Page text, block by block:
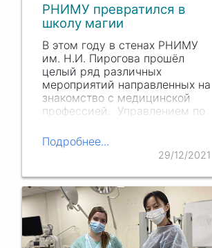
РНИМУ превратился в
школу магии
В этом году в стенах РНИМУ
им. Н.И. Пирогова прошёл
целый ряд различных
мероприятий направленных на
знакомство с медицинской
профессией. Управлением по
нашего Университета
организованы лекции с
прославленными докторами
и…
Подробнее...
29/12/2021